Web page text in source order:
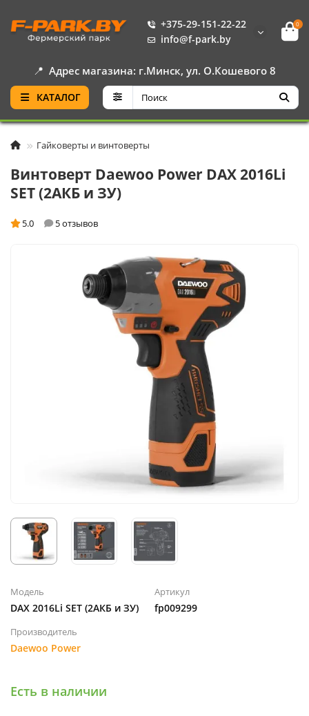
+375-29-151-22-22
info@f-park.by
0
📍 Адрес магазина: г.Минск, ул. О.Кошевого 8
КАТАЛОГ
Гайковерты и винтоверты
Винтоверт Daewoo Power DAX 2016Li
SET (2АКБ и ЗУ)
5.0 5 отзывов
Модель
DAX 2016Li SET (2АКБ и ЗУ)
Артикул
fp009299
Производитель
Daewoo Power
Есть в наличии